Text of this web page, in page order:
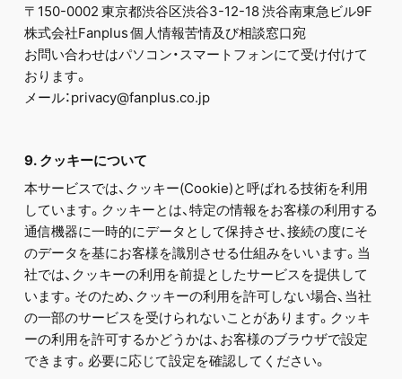
〒150-0002 東京都渋谷区渋谷3-12-18 渋谷南東急ビル9F
株式会社Fanplus 個人情報苦情及び相談窓口宛
お問い合わせはパソコン・スマートフォンにて受け付けて
おります。
メール：privacy@fanplus.co.jp
9. クッキーについて
本サービスでは、クッキー(Cookie)と呼ばれる技術を利用
しています。クッキーとは、特定の情報をお客様の利用する
通信機器に一時的にデータとして保持させ、接続の度にそ
のデータを基にお客様を識別させる仕組みをいいます。当
社では、クッキーの利用を前提としたサービスを提供して
います。そのため、クッキーの利用を許可しない場合、当社
の一部のサービスを受けられないことがあります。クッキ
ーの利用を許可するかどうかは、お客様のブラウザで設定
できます。必要に応じて設定を確認してください。